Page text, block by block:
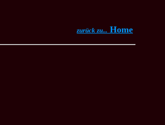
zurück zu... Home